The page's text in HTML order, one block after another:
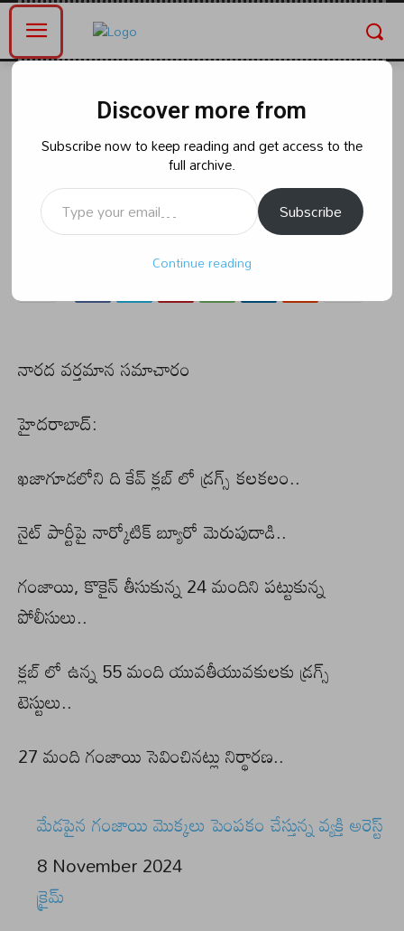
ఖజాగూడలోని ది కేవ్ క్లబ్ లో డ్రగ్స్
కలకలం..
naradanews.in Sunday, July 7, 2024 12:06 pm 0
నారద వర్తమాన సమాచారం
హైదరాబాద్:
ఖజాగూడలోని ది కేవ్ క్లబ్ లో డ్రగ్స్ కలకలం..
నైట్ పార్టీపై నార్కోటిక్ బ్యూరో మెరుపుదాడి..
గంజాయి, కొకైన్ తీసుకున్న 24 మందిని పట్టుకున్న
పోలీసులు..
క్లబ్ లో ఉన్న 55 మంది యువతీయువకులకు డ్రగ్స్
టెస్టులు..
27 మంది గంజాయి సెవించినట్లు నిర్థారణ..
మేడపైన గంజాయి మొక్కలు పెంపకం చేస్తున్న వ్యక్తి అరెస్ట్
Date
8 November 2024
In relation to
క్రైమ్
Discover more from
Subscribe now to keep reading and get access to the
full archive.
Type your email…
Subscribe
Continue reading